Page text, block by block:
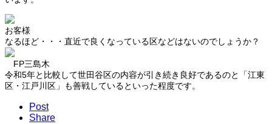
お客様
なるほど・・・直近で良くなっている区などはないのでしょうか？
FP三島木
令和5年と比較して世田谷区の内容が引き続き良好であるのと「江東
区・江戸川区」も善戦しているといった程度です。
Post
Share